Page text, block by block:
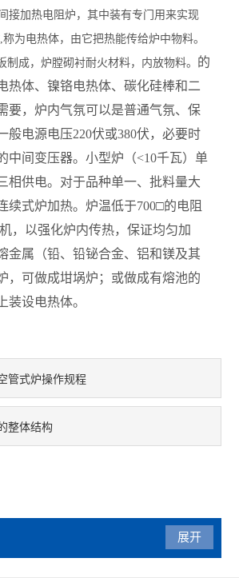
接加热电阻炉，其中装有专门用来实现
为电热体，由它把热能传给炉中物料。
制成，炉膛砌衬耐火材料，内放物料。 的
热体、镍铬电热体、碳化硅棒和二
要，炉内气氛可以是普通气氛、保
般电源电压220伏或380伏，必要时
中间变压器。小型炉（<10千瓦）单
相供电。对于品种单一、批料量大
续式炉加热。炉温低于700□的电阻
，以强化炉内传热，保证均匀加
金属（铅、铅铋合金、铝和镁及其
，可做成坩埚炉；或做成有熔池的
装设电热体。
管式炉操作规程
整体结构
展开